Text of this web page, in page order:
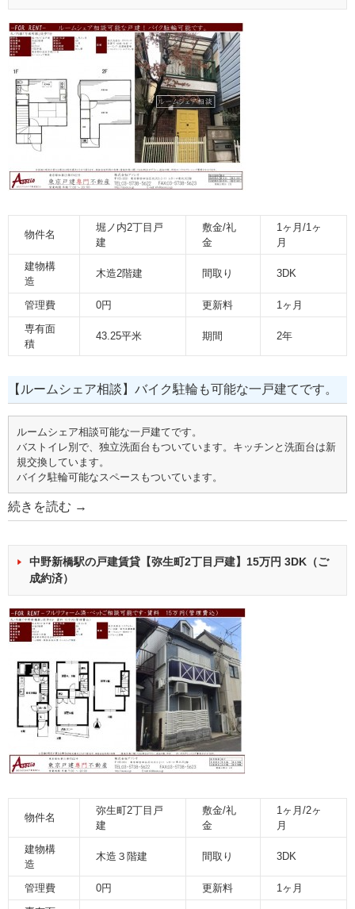
物件名
堀ノ内2丁目戸
建
敷金/礼
金
1ヶ月/1ヶ
月
建物構
造
木造2階建 間取り 3DK
管理費 0円 更新料
1ヶ月
専有面
積
43.25平米 期間 2年
【ルームシェア相談】バイク駐輪も可能な一戸建てです。
ルームシェア相談可能な一戸建てです。
バストイレ別で、独立洗面台もついています。キッチンと洗面台は新
規交換しています。
バイク駐輪可能なスペースもついています。
続きを読む →
中野新橋駅の戸建賃貸【弥生町2丁目戸建】15万円 3DK（ご
成約済）
物件名
弥生町2丁目戸
建
敷金/礼
金
1ヶ月/2ヶ
月
建物構
造
木造３階建 間取り 3DK
管理費 0円 更新料
1ヶ月